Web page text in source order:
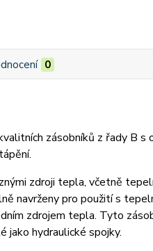
0
zásobníků z řady B
zdroji tepla, včetně
navrženy pro použití s
zdrojem tepla. Tyto
jako hydraulické spojky.